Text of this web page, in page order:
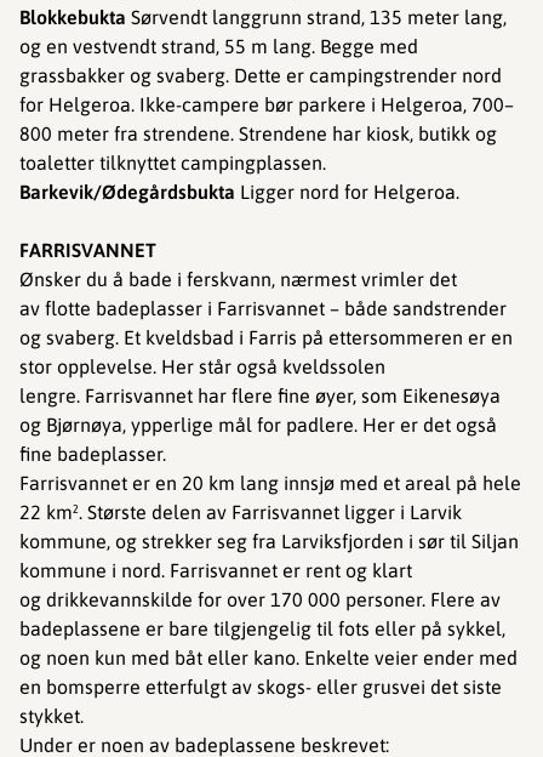
Blokkebukta Sørvendt langgrunn strand, 135 meter lang,
og en vestvendt strand, 55 m lang. Begge med
grassbakker og svaberg. Dette er campingstrender nord
for Helgeroa. Ikke-campere bør parkere i Helgeroa, 700–
800 meter fra strendene. Strendene har kiosk, butikk og
toaletter tilknyttet campingplassen.
Barkevik/Ødegårdsbukta Ligger nord for Helgeroa.
FARRISVANNET
Ønsker du å bade i ferskvann, nærmest vrimler det
av flotte badeplasser i Farrisvannet – både sandstrender
og svaberg. Et kveldsbad i Farris på ettersommeren er en
stor opplevelse. Her står også kveldssolen
lengre. Farrisvannet har flere fine øyer, som Eikenesøya
og Bjørnøya, ypperlige mål for padlere. Her er det også
fine badeplasser.
Farrisvannet er en 20 km lang innsjø med et areal på hele
22 km². Største delen av Farrisvannet ligger i Larvik
kommune, og strekker seg fra Larviksfjorden i sør til Siljan
kommune i nord. Farrisvannet er rent og klart
og drikkevannskilde for over 170 000 personer. Flere av
badeplassene er bare tilgjengelig til fots eller på sykkel,
og noen kun med båt eller kano. Enkelte veier ender med
en bomsperre etterfulgt av skogs- eller grusvei det siste
stykket.
Under er noen av badeplassene beskrevet: